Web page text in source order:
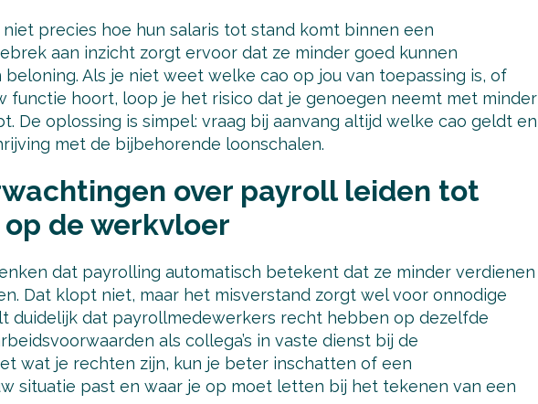
precies hoe hun salaris tot stand komt binnen een
aan inzicht zorgt ervoor dat ze minder goed kunnen
Als je niet weet welke cao op jou van toepassing is, of
functie hoort, loop je het risico dat je genoegen neemt met minder
De oplossing is simpel: vraag bij aanvang altijd welke cao geldt en
met de bijbehorende loonschalen.
over payroll leiden tot
de werkvloer
dat payrolling automatisch betekent dat ze minder verdienen
Dat klopt niet, maar het misverstand zorgt wel voor onnodige
duidelijk dat payrollmedewerkers recht hebben op dezelfde
als collega’s in vaste dienst bij de
wat je rechten zijn, kun je beter inschatten of een
situatie past en waar je op moet letten bij het tekenen van een